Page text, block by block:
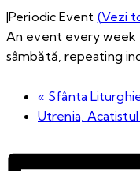
|Periodic Event (Vezi
An event every week
sâmbătă, repeating
« Sfânta
Utrenia,